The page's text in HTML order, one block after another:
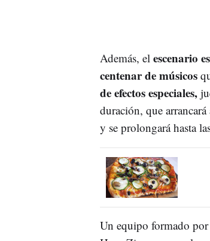
Además, el escenario
centenar de músicos
de efectos especiales,
duración, que
y se prolongará hasta
Un equipo formado